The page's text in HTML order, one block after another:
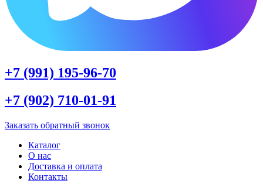
+7 (991) 195-96-70
+7 (902) 710-01-91
Заказать обратный звонок
Каталог
О нас
Доставка и оплата
Контакты